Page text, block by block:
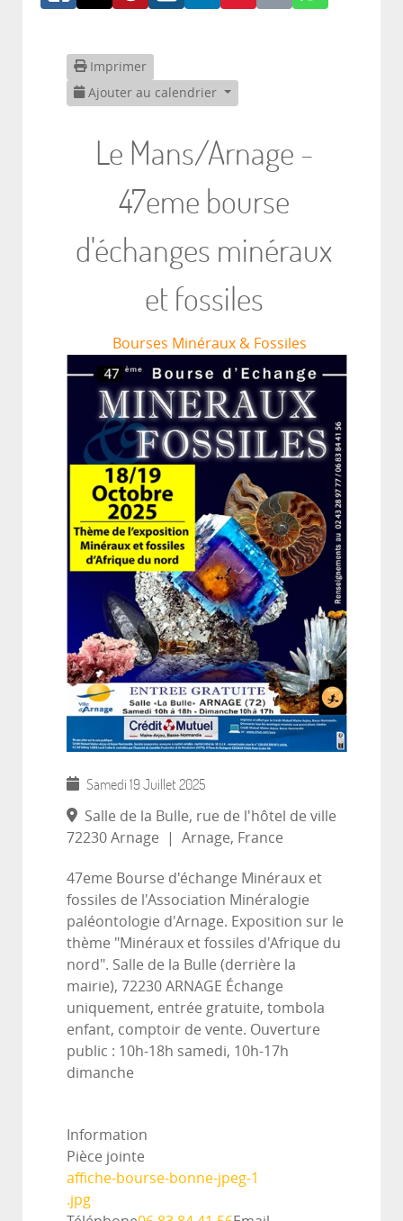
Imprimer
Ajouter au calendrier
Le Mans/Arnage -
47eme bourse
d'échanges minéraux
et fossiles
Bourses Minéraux & Fossiles
Samedi 19 Juillet 2025
Salle de la Bulle, rue de l'hôtel de ville
72230 Arnage
| Arnage, France
47eme Bourse d'échange Minéraux et
fossiles de l'Association Minéralogie
paléontologie d'Arnage. Exposition sur le
thème "Minéraux et fossiles d'Afrique du
nord". Salle de la Bulle (derrière la
mairie), 72230 ARNAGE Échange
uniquement, entrée gratuite, tombola
enfant, comptoir de vente. Ouverture
public : 10h-18h samedi, 10h-17h
dimanche
Information
Pièce jointe
affiche-bourse-bonne-jpeg-1
.jpg